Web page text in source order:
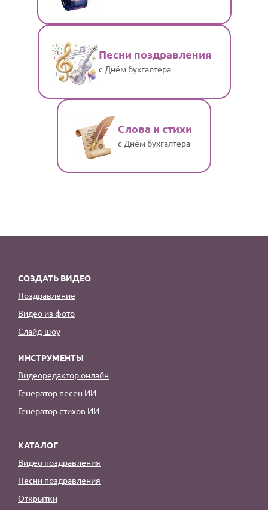
Песни поздравления
с Днём бухгалтера
Слова и стихи
с Днём бухгалтера
СОЗДАТЬ ВИДЕО
Поздравление
Видео из фото
Слайд-шоу
ИНСТРУМЕНТЫ
Видеоредактор онлайн
Генератор песен ИИ
Генератор стихов ИИ
КАТАЛОГ
Видео поздравления
Песни поздравления
Открытки